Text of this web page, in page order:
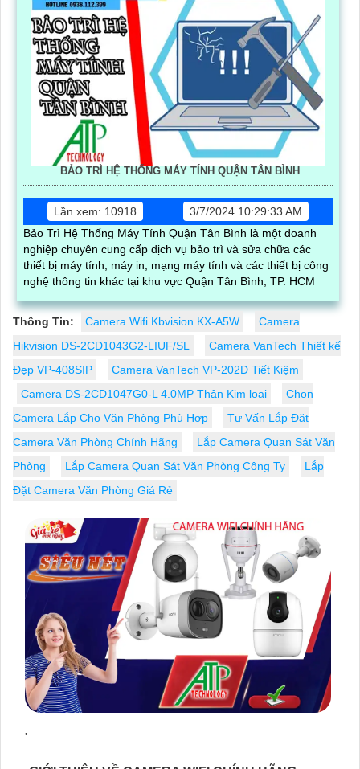
BẢO TRÌ HỆ THỐNG MÁY TÍNH QUẬN TÂN BÌNH
Lần xem: 10918
3/7/2024 10:29:33 AM
Bảo Trì Hệ Thống Máy Tính Quận Tân Bình là một doanh
nghiệp chuyên cung cấp dịch vụ bảo trì và sửa chữa các
thiết bị máy tính, máy in, mạng máy tính và các thiết bị công
nghệ thông tin khác tại khu vực Quận Tân Bình, TP. HCM
Thông Tin: Camera Wifi Kbvision KX-A5W
Camera
Hikvision DS-2CD1043G2-LIUF/SL
Camera VanTech Thiết kế
Đẹp VP-408SIP
Camera VanTech VP-202D Tiết Kiệm
Camera DS-2CD1047G0-L 4.0MP Thân Kim loại
Chọn
Camera Lắp Cho Văn Phòng Phù Hợp
Tư Vấn Lắp Đặt
Camera Văn Phòng Chính Hãng
Lắp Camera Quan Sát Văn
Phòng
Lắp Camera Quan Sát Văn Phòng Công Ty
Lắp
Đặt Camera Văn Phòng Giá Rẻ
'